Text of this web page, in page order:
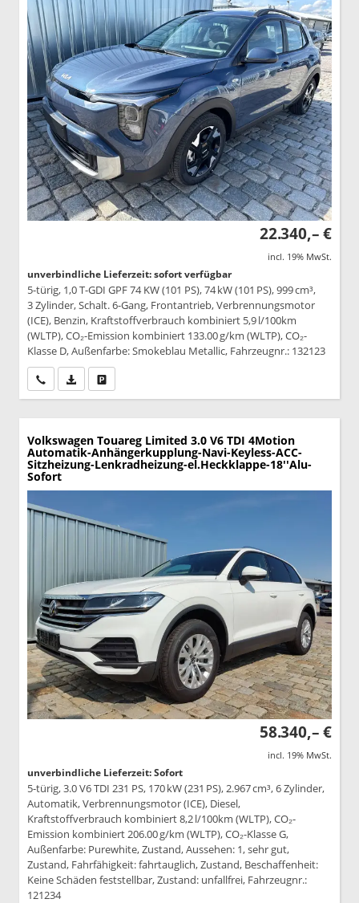
22.340,– €
incl. 19% MwSt.
unverbindliche Lieferzeit: sofort verfügbar
5-türig, 1,0 T-GDI GPF 74 KW (101 PS), 74 kW (101 PS), 999 cm³,
3 Zylinder, Schalt. 6-Gang, Frontantrieb, Verbrennungsmotor
(ICE), Benzin, Kraftstoffverbrauch kombiniert 5,9 l/100km
(WLTP), CO₂-Emission kombiniert 133.00 g/km (WLTP), CO₂-
Klasse D, Außenfarbe: Smokeblau Metallic, Fahrzeugnr.: 132123
Wir rufen Sie anPDF-Datei, Fahrzeugexposé drucken
Volkswagen Touareg Limited 3.0 V6 TDI 4Motion
Automatik-Anhängerkupplung-Navi-Keyless-ACC-
Sitzheizung-Lenkradheizung-el.Heckklappe-18''Alu-
Sofort
58.340,– €
incl. 19% MwSt.
unverbindliche Lieferzeit: Sofort
5-türig, 3.0 V6 TDI 231 PS, 170 kW (231 PS), 2.967 cm³, 6 Zylinder,
Automatik, Verbrennungsmotor (ICE), Diesel,
Kraftstoffverbrauch kombiniert 8,2 l/100km (WLTP), CO₂-
Emission kombiniert 206.00 g/km (WLTP), CO₂-Klasse G,
Außenfarbe: Purewhite, Zustand, Aussehen: 1, sehr gut,
Zustand, Fahrfähigkeit: fahrtauglich, Zustand, Beschaffenheit:
Keine Schäden feststellbar, Zustand: unfallfrei, Fahrzeugnr.:
121234